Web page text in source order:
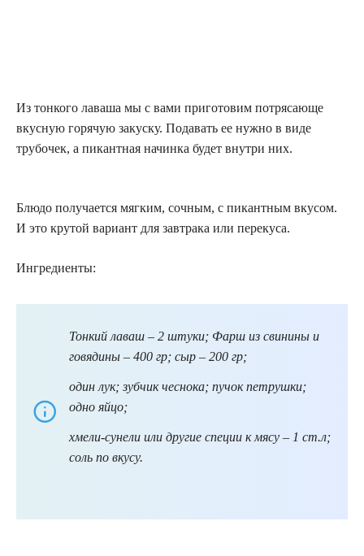
Из тонкого лаваша мы с вами приготовим потрясающе
вкусную горячую закуску. Подавать ее нужно в виде
трубочек, а пикантная начинка будет внутри них.
Блюдо получается мягким, сочным, с пикантным вкусом.
И это крутой вариант для завтрака или перекуса.
Ингредиенты:
Тонкий лаваш – 2 штуки; Фарш из свинины и
говядины – 400 гр; сыр – 200 гр;
один лук; зубчик чеснока; пучок петрушки;
одно яйцо;
хмели-сунели или другие специи к мясу – 1 ст.л;
соль по вкусу.